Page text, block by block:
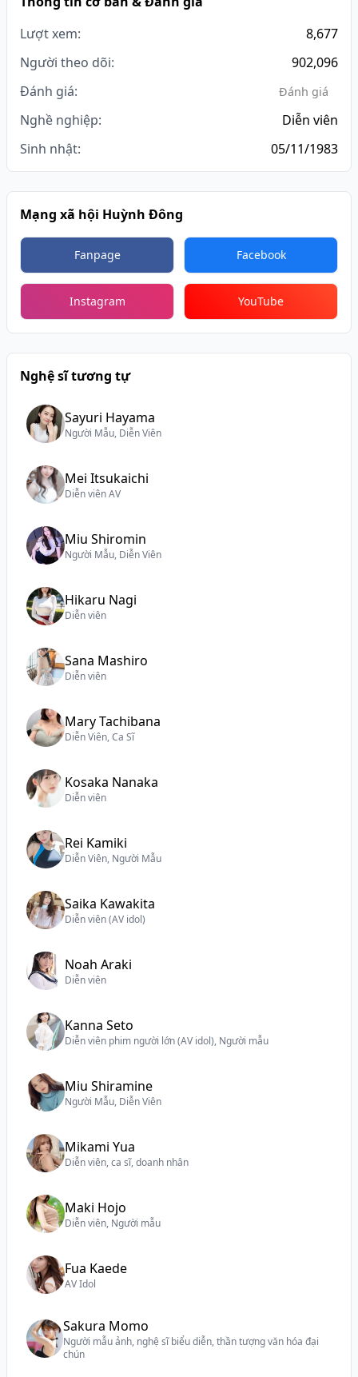
Lượt xem:
8,677
Người theo dõi:
902,096
Đánh giá:
Đánh giá
Nghề nghiệp:
Diễn viên
Sinh nhật:
05/11/1983
Mạng xã hội Huỳnh Đông
Fanpage Facebook
Instagram YouTube
Nghệ sĩ tương tự
Sayuri Hayama
Người Mẫu, Diễn Viên
Mei Itsukaichi
Diễn viên AV
Miu Shiromin
Người Mẫu, Diễn Viên
Hikaru Nagi
Diễn viên
Sana Mashiro
Diễn viên
Mary Tachibana
Diễn Viên, Ca Sĩ
Kosaka Nanaka
Diễn viên
Rei Kamiki
Diễn Viên, Người Mẫu
Saika Kawakita
Diễn viên (AV idol)
Noah Araki
Diễn viên
Kanna Seto
Diễn viên phim người lớn (AV idol), Người mẫu
Miu Shiramine
Người Mẫu, Diễn Viên
Mikami Yua
Diễn viên, ca sĩ, doanh nhân
Maki Hojo
Diễn viên, Người mẫu
Fua Kaede
AV Idol
Sakura Momo
Người mẫu ảnh, nghệ sĩ biểu diễn, thần tượng văn hóa đại
chún